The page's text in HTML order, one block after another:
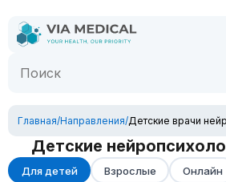
Главная/Направления/Детские врачи
Детские
Для детей Взрослые Онлайн